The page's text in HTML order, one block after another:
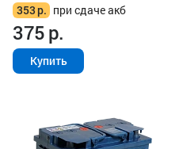
353р. при сдаче акб
375р.
Купить